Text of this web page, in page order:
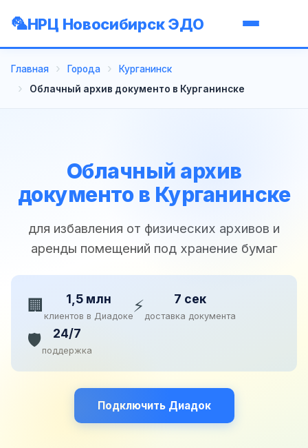
НРЦ Новосибирск ЭДО
Главная Города
Курганинск
Облачный архив документо в Курганинске
Облачный архив
документо в Курганинске
для избавления от физических архивов и
аренды помещений под хранение бумаг
🏢 1,5 млн
клиентов в Диадоке⚡ 7 сек
доставка документа
🛡️ 24/7
поддержка
Подключить Диадок